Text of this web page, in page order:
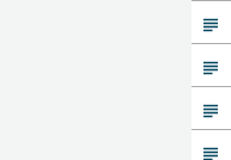
subject
subject
subject
subject